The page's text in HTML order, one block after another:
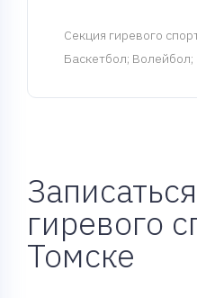
Cекция гиревого
Баскетбол;
гиревого
Томске